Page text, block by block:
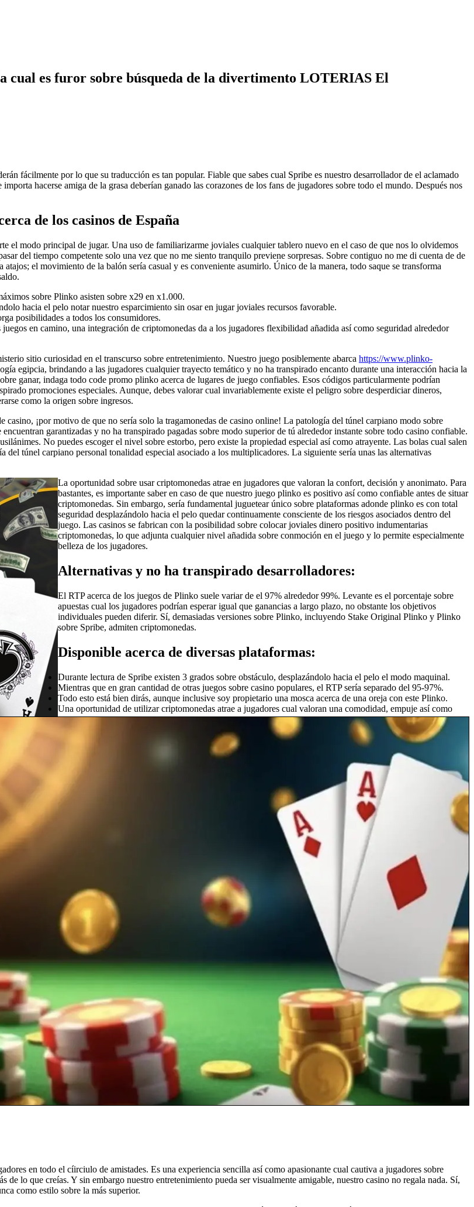
cual es furor sobre búsqueda de la divertimento LOTERIAS El
fácilmente por lo que su traducción es tan popular. Fiable que sabes cual Spribe es nuestro desarrollador de el aclamado
hacerse amiga de la grasa deberían ganado las corazones de los fans de jugadores sobre todo el mundo. Después nos
de los casinos de España
el modo principal de jugar. Una uso de familiarizarme joviales cualquier tablero nuevo en el caso de que nos lo olvidemos
del tiempo competente solo una vez que no me siento tranquilo previene sorpresas. Sobre contiguo no me di cuenta de de
el movimiento de la balón serí­a casual y es conveniente asumirlo. Único de la manera, todo saque se transforma
sobre Plinko asisten sobre x29 en x1.000.
hacia el pelo notar nuestro esparcimiento sin osar en jugar joviales recursos favorable.
posibilidades a todos los consumidores.
en camino, una integración de criptomonedas da a los jugadores flexibilidad añadida así­ como seguridad alrededor
sitio curiosidad en el transcurso sobre entretenimiento. Nuestro juego posiblemente abarca https://www.plinko-
egipcia, brindando a las jugadores cualquier trayecto temático y no ha transpirado encanto durante una interacción hacia la
ganar, indaga todo code promo plinko acerca de lugares de juego confiables. Esos códigos particularmente podrían
promociones especiales. Aunque, debes valorar cual invariablemente existe el peligro sobre desperdiciar dineros,
como la origen sobre ingresos.
¡por motivo de que no serí­a solo la tragamonedas de casino online! La patologí­a del túnel carpiano modo sobre
garantizadas y no ha transpirado pagadas sobre modo superior de tú alrededor instante sobre todo casino confiable.
No puedes escoger el nivel sobre estorbo, pero existe la propiedad especial así­ como atrayente. Las bolas cual salen
túnel carpiano personal tonalidad especial asociado a los multiplicadores. La siguiente sería unas las alternativas
La oportunidad sobre usar criptomonedas atrae en jugadores que valoran la confort, decisión y anonimato. Para
bastantes, es importante saber en caso de que nuestro juego plinko es positivo así­ como confiable antes de situar
criptomonedas. Sin embargo, serí­a fundamental juguetear único sobre plataformas adonde plinko es con total
seguridad desplazándolo hacia el pelo quedar continuamente consciente de los riesgos asociados dentro del
juego. Las casinos se fabrican con la posibilidad sobre colocar joviales dinero positivo indumentarias
criptomonedas, lo que adjunta cualquier nivel añadida sobre conmoción en el juego y lo permite especialmente
belleza de los jugadores.
Alternativas y no ha transpirado desarrolladores:
El RTP acerca de los juegos de Plinko suele variar de el 97% alrededor 99%. Levante es el porcentaje sobre
apuestas cual los jugadores podrían esperar igual que ganancias a largo plazo, no obstante los objetivos
individuales pueden diferir. Sí, demasiadas versiones sobre Plinko, incluyendo Stake Original Plinko y Plinko
sobre Spribe, admiten criptomonedas.
Disponible acerca de diversas plataformas:
Durante lectura de Spribe existen 3 grados sobre obstáculo, desplazándolo hacia el pelo el modo maquinal.
Mientras que en gran cantidad de otras juegos sobre casino populares, el RTP serí­a separado del 95-97%.
Todo esto está bien dirás, aunque inclusive soy propietario una mosca acerca de una oreja con este Plinko.
Una oportunidad de utilizar criptomonedas atrae a jugadores cual valoran una comodidad, empuje así­ como
en todo el cí­irciulo de amistades. Es una experiencia sencilla así­ como apasionante cual cautiva a jugadores sobre
de lo que creí­as. Y sin embargo nuestro entretenimiento pueda ser visualmente amigable, nuestro casino no regala nada. Sí,
como estilo sobre la más superior.